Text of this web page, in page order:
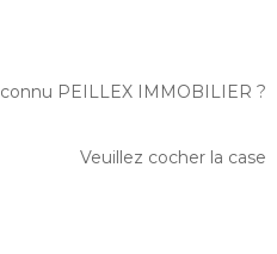
PEILLEX IMMOBILIER ?
Veuillez cocher la case